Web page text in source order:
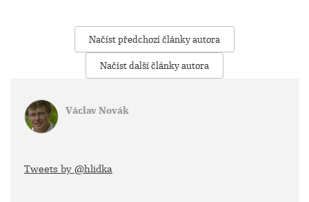
Načíst předchozí články autora
Načíst další články autora
Václav Novák
Tweets by @hlidka